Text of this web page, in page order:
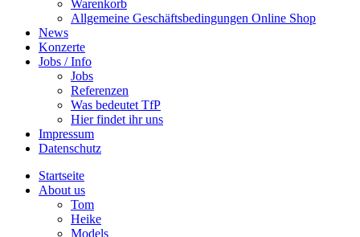
Warenkorb
Allgemeine Geschäftsbedingungen Online Shop
News
Konzerte
Jobs / Info
Jobs
Referenzen
Was bedeutet TfP
Hier findet ihr uns
Impressum
Datenschutz
Startseite
About us
Tom
Heike
Models